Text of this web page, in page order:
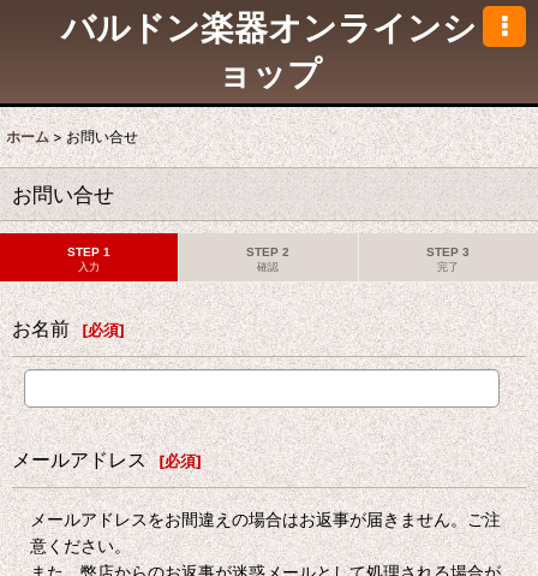
バルドン楽器オンラインシ
ョップ
ホーム > お問い合せ
お問い合せ
STEP 1
入力
STEP 2
確認
STEP 3
完了
お名前 [必須]
メールアドレス [必須]
メールアドレスをお間違えの場合はお返事が届きません。ご注
意ください。
また、弊店からのお返事が迷惑メールとして処理される場合が